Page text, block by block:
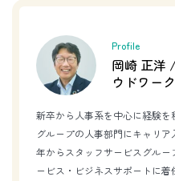
Profile
岡崎 正洋
ウドワー
新卒から人事系を中心に経験を
グループの人事部門にキャリ
年からスタッフサービスグル
ービス・ビジネスサポートに